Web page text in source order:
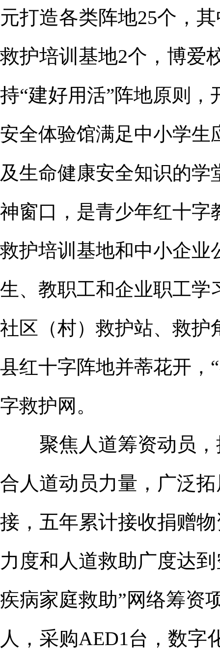
元打造各类阵地25个，
救护培训基地2个，博爱
持“建好用活”阵地原则
安全体验馆满足中小学生
及生命健康安全知识的学
神窗口，是青少年红十字
救护培训基地和中小企业
生、教职工和企业职工学
社区（村）救护站、救护
县红十字阵地并蒂花开，
字救护网。
聚焦人道筹资动员，
合人道动员力量，广泛
接，五年累计接收捐赠
力度和人道救助广度达
疾病家庭救助”网络筹资
人，采购AED1台，数字